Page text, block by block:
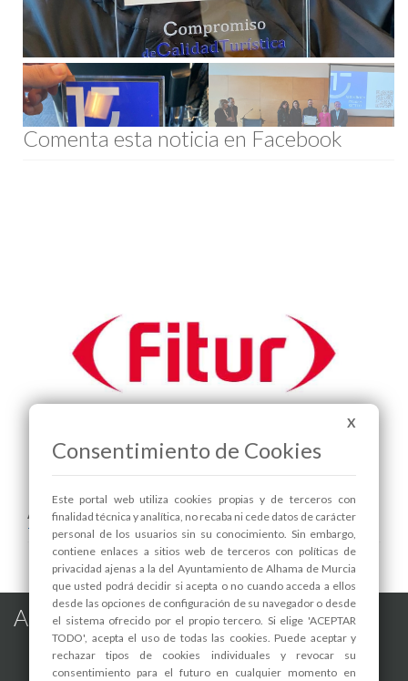
Comenta esta noticia en Facebook
Areas relacionadas:
Turismo
Alhama de Murcia en las Redes
X
Consentimiento de Cookies
Este portal web utiliza cookies propias y de terceros con
finalidad técnica y analítica, no recaba ni cede datos de carácter
personal de los usuarios sin su conocimiento. Sin embargo,
contiene enlaces a sitios web de terceros con políticas de
privacidad ajenas a la del Ayuntamiento de Alhama de Murcia
que usted podrá decidir si acepta o no cuando acceda a ellos
desde las opciones de configuración de su navegador o desde
el sistema ofrecido por el propio tercero. Si elige 'ACEPTAR
TODO', acepta el uso de todas las cookies. Puede aceptar y
rechazar tipos de cookies individuales y revocar su
consentimiento para el futuro en cualquier momento en